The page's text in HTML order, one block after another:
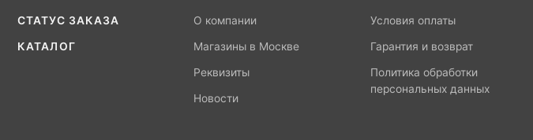
СТАТУС ЗАКАЗА
КАТАЛОГ
О компании
Магазины в Москве
Реквизиты
Новости
Условия оплаты
Гарантия и возврат
Политика обработки
персональных данных